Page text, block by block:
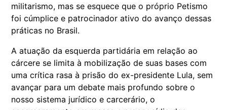
militarismo, mas se esquece que o próprio Petismo
foi cúmplice e patrocinador ativo do avanço dessas
práticas no Brasil.
A atuação da esquerda partidária em relação ao
cárcere se limita à mobilização de suas bases com
uma crítica rasa à prisão do ex-presidente Lula, sem
avançar para um debate mais profundo sobre o
nosso sistema jurídico e carcerário, o